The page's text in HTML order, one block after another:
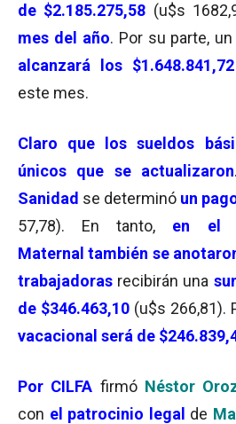
de $2.185.275,58 (u$s
mes del año. Por su parte, un
alcanzará los $1.648.841,72
este mes.
Claro que los sueldos
únicos que se actualizaron
Sanidad se determinó un
57,78). En tanto, en el
Maternal también se
trabajadoras recibirán una
de $346.463,10 (u$s 266,81).
vacacional será de
Por CILFA firmó Néstor
con el patrocinio legal de